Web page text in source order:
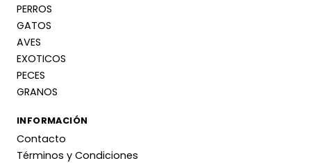
PERROS
GATOS
AVES
EXOTICOS
PECES
GRANOS
INFORMACIÓN
Contacto
Términos y Condiciones